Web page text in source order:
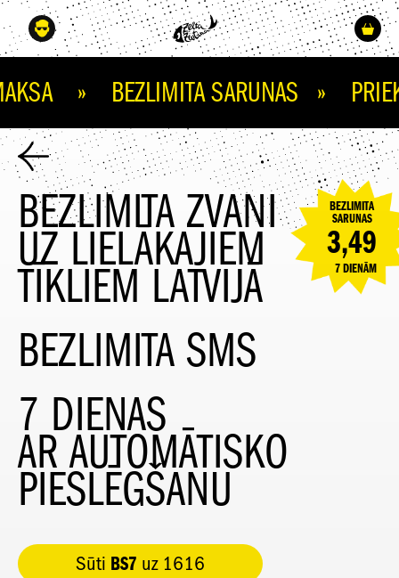
» BEZLIMITA SARUNAS »
BEZLIMITA ZVANI
UZ LIELĀKAJIEM
TĪKLIEM LATVIJĀ
BEZLIMITA SMS
7 DIENAS
AR AUTOMĀTISKO
PIESLĒGŠANU
BEZLIMITA
SARUNAS
3,49
7 DIENĀM
Sūti BS7 uz 1616